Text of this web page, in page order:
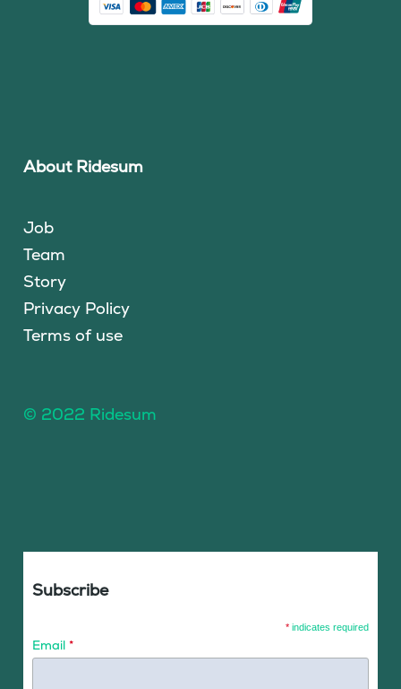
About Ridesum
Job
Team
Story
Privacy Policy
Terms of use
© 2022 Ridesum
Subscribe
* indicates required
Email *